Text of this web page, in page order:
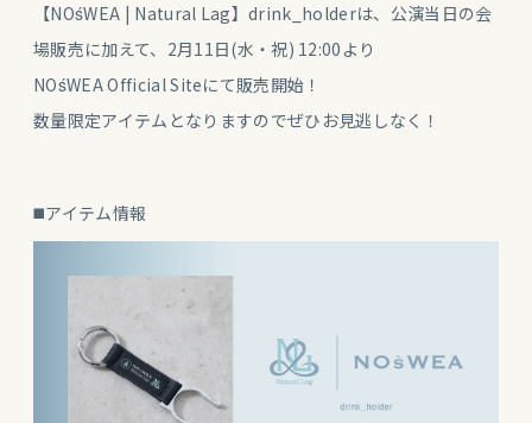
【NOśWEA | Natural Lag】drink_holderは、公演当日の会
場販売に加えて、2月11日(水・祝) 12:00より
NOśWEA Official Siteにて販売開始！
数量限定アイテムとなりますのでぜひお見逃しなく！
◼️アイテム情報